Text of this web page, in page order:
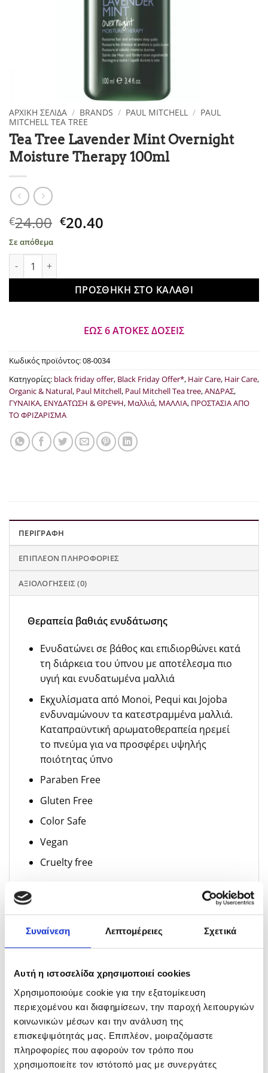
Συναίνεση Λεπτομέρειες Σχετικά
Αυτή η ιστοσελίδα χρησιμοποιεί cookies
Χρησιμοποιούμε cookie για την εξατομίκευση
περιεχομένου και διαφημίσεων, την παροχή λειτουργιών
κοινωνικών μέσων και την ανάλυση της
επισκεψιμότητάς μας. Επιπλέον, μοιραζόμαστε
πληροφορίες που αφορούν τον τρόπο που
χρησιμοποιείτε τον ιστότοπό μας με συνεργάτες
ΑΡΧΙΚΉ ΣΕΛΊΔΑ / BRANDS / PAUL MITCHELL / PAUL
MITCHELL TEA TREE
Tea Tree Lavender Mint Overnight
Moisture Therapy 100ml
€24.00 Original
€20.40
€20.40.
Σε απόθεμα
Tea Tree Lavender Mint Overnight Moisture Therapy 100ml
ΠΡΟΣΘΉΚΗ ΣΤΟ ΚΑΛΆΘΙ
ΕΩΣ 6 ΑΤΟΚΕΣ ΔΟΣΕΙΣ
Κωδικός προϊόντος:08-0034
Κατηγορίες: black friday offer, Black Friday Offer*, Hair Care, Hair Care,
Organic & Natural, Paul Mitchell, Paul Mitchell Tea tree,ΑΝΔΡΑΣ,
ΓΥΝΑΙΚΑ, ΕΝΥΔΑΤΩΣΗ & ΘΡΕΨΗ, Μαλλιά, ΜΑΛΛΙΑ, ΠΡΟΣΤΑΣΙΑ ΑΠΟ
ΤΟ ΦΡΙΖΑΡΙΣΜΑ
ΠΕΡΙΓΡΑΦΉ
ΕΠΙΠΛΈΟΝ ΠΛΗΡΟΦΟΡΊΕΣ
ΑΞΙΟΛΟΓΉΣΕΙΣ (0)
Θεραπεία βαθιάς ενυδάτωσης
Ενυδατώνει σε βάθος και επιδιορθώνει κατά
τη διάρκεια του ύπνου με αποτέλεσμα πιο
υγιή και ενυδατωμένα μαλλιά
Εκχυλίσματα από Monoi, Pequi και Jojoba
ενδυναμώνουν τα κατεστραμμένα μαλλιά.
Καταπραϋντική αρωματοθεραπεία ηρεμεί
το πνεύμα για να προσφέρει υψηλής
ποιότητας ύπνο
Paraben Free
Gluten Free
Color Safe
Vegan
Cruelty free
Συμβουλές για την εφαρμογή:
Χρησιμοποιήστε 2-4 δόσεις, ανάλογα με το
μήκος και την πυκνότητα των μαλλιών.
Εφαρμόστε στα μήκη και στις άκρες
Αφήστε να δράσει. Δεν χρειάζεται ξέβγαλμα
ΣΧΕΤΙΚΆ ΠΡΟΪΌΝΤΑ